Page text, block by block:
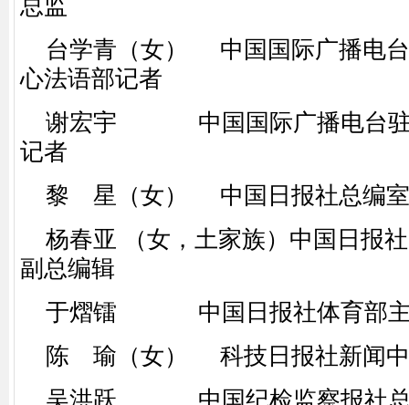
总监
台学青（女） 中国国际广播电台
心法语部记者
谢宏宇 中国国际广播电台驻
记者
黎 星（女） 中国日报社总编室
杨春亚 （女，土家族）中国日报
副总编辑
于熠镭 中国日报社体育部
陈 瑜（女） 科技日报社新闻中